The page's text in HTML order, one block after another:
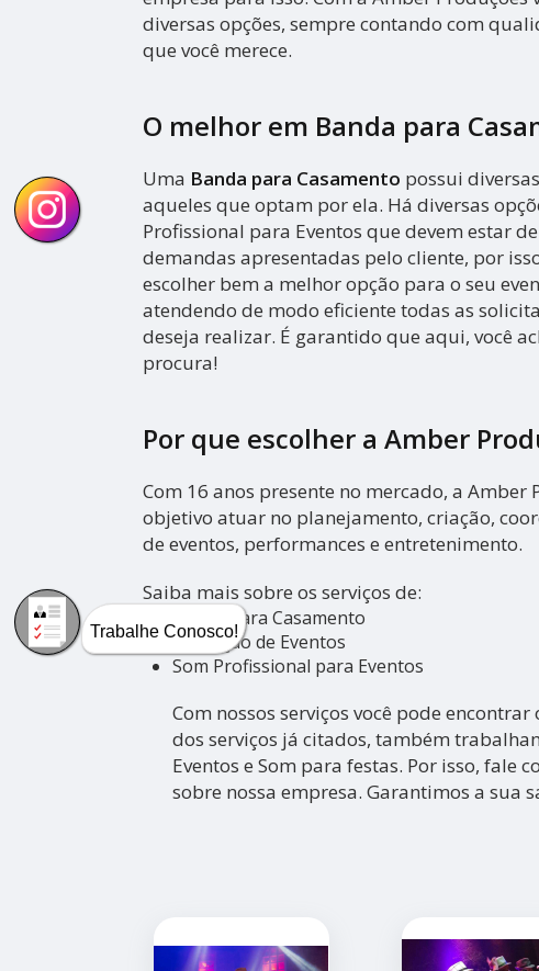
diversas opções, sempre contando com
que você merece.
O melhor em Banda para
Uma Banda para Casamento possui
aqueles que optam por ela. Há diversas
Profissional para Eventos que devem estar
demandas apresentadas pelo cliente, por
escolher bem a melhor opção para o seu
atendendo de modo eficiente todas as
deseja realizar. É garantido que aqui, você
procura!
Por que escolher a Amber
Com 16 anos presente no mercado, a Amber
objetivo atuar no planejamento, criação,
de eventos, performances e entretenimento.
Saiba mais sobre os serviços de:
Banda para Casamento
Produção de Eventos
Som Profissional para Eventos
Com nossos serviços você pode
dos serviços já citados, também
Eventos e Som para festas. Por isso, fale
sobre nossa empresa. Garantimos a sua
Trabalhe Conosco!